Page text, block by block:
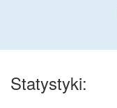
Statystyki: